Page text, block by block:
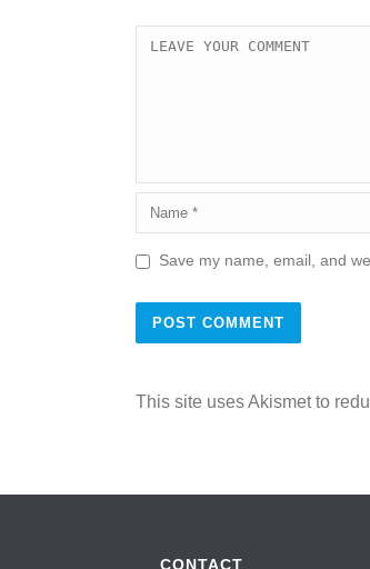
Save my name, email, and
This site uses Akismet to
CONTACT